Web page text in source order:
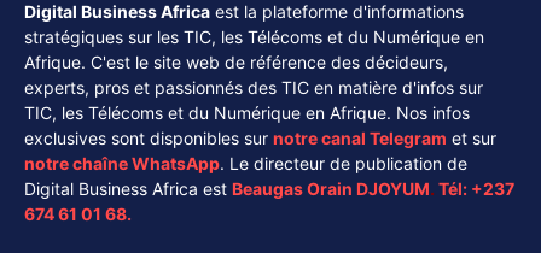
Digital Business Africa est la plateforme d'informations
stratégiques sur les TIC, les Télécoms et du Numérique en
Afrique. C'est le site web de référence des décideurs,
experts, pros et passionnés des TIC en matière d'infos sur
TIC, les Télécoms et du Numérique en Afrique. Nos infos
exclusives sont disponibles sur notre canal Telegram et sur
notre chaîneWhatsApp. Le directeur de publication de
Digital Business Africa est Beaugas Orain DJOYUM. Tél: +237
674 61 01 68.